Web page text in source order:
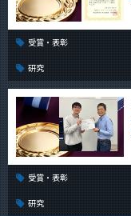
受賞・表彰
研究
受賞・表彰
研究